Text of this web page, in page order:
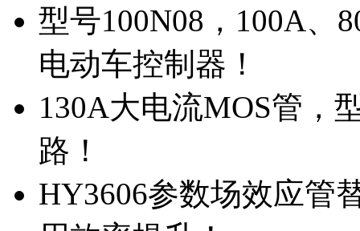
型号100N08，100A、
电动车控制器！
130A大电流MOS管，
路！
HY3606参数场效应管